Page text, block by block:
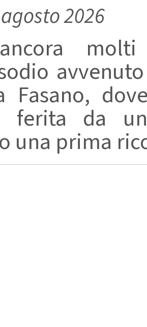
2026
Fasano,
ferita da
una prima